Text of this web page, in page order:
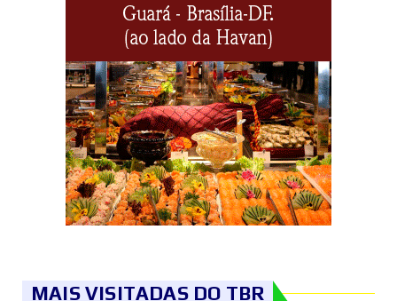
MAIS VISITADAS DO TBR